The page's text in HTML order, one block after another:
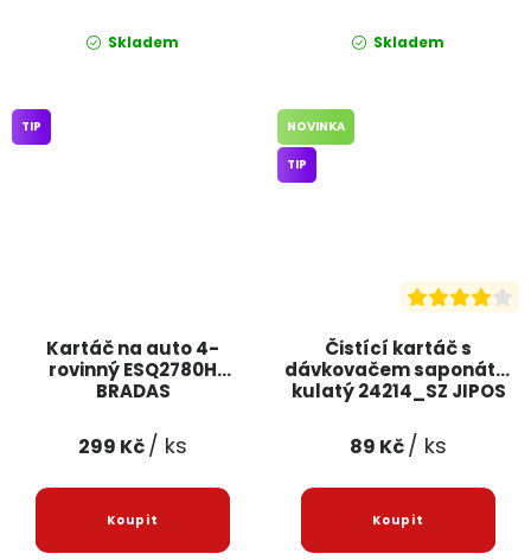
Skladem Skladem
Kartáč na auto 4-
rovinný ESQ2780H
BRADAS
TIP
299 Kč/ ks
Čistící kartáč s
dávkovačem saponátu,
kulatý 24214_SZ JIPOS
NOVINKA
TIP
89 Kč/ ks